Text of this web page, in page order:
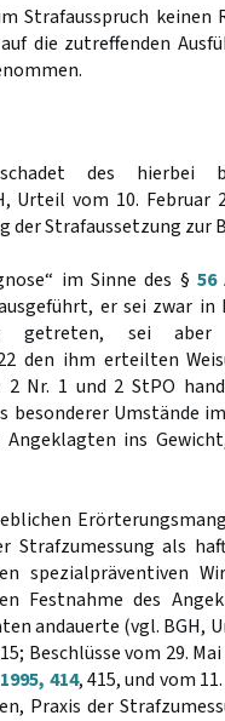
Strafausspruch keinen
die zutreffenden
des hierbei
Urteil vom 10. Februar
der Strafaussetzung zur
im Sinne des §56
er sei zwar in
getreten, sei
den ihm erteilten
Nr. 1 und 2 StPO
besonderer Umstände
ins
Strafzumessung als
Festnahme des
andauerte (vgl. BGH,
Beschlüsse vom 29.
414, 415, und vom
Praxis der